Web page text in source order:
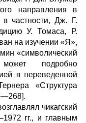
направления в
в частности, Дж. Г.
У. Томаса, Р.
на изучении «Я»,
«символический
может подробно
в переведенной
«Структура
чикагский
гг., и главным